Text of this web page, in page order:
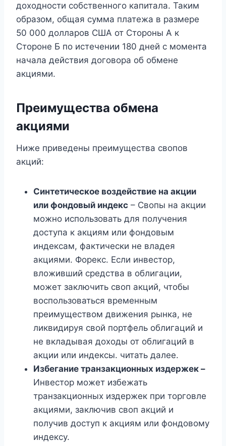
доходности собственного капитала. Таким
образом, общая сумма платежа в размере
50 000 долларов США от Стороны А к
Стороне Б по истечении 180 дней с момента
начала действия договора об обмене
акциями.
Преимущества обмена
акциями
Ниже приведены преимущества свопов
акций:
Синтетическое воздействие на акции
или фондовый индекс – Свопы на акции
можно использовать для получения
доступа к акциям или фондовым
индексам, фактически не владея
акциями. Форекс. Если инвестор,
вложивший средства в облигации,
может заключить своп акций, чтобы
воспользоваться временным
преимуществом движения рынка, не
ликвидируя свой портфель облигаций и
не вкладывая доходы от облигаций в
акции или индексы. читать далее.
Избегание транзакционных издержек –
Инвестор может избежать
транзакционных издержек при торговле
акциями, заключив своп акций и
получив доступ к акциям или фондовому
индексу.